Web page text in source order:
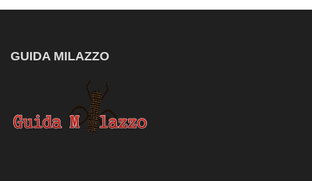
GUIDA MILAZZO